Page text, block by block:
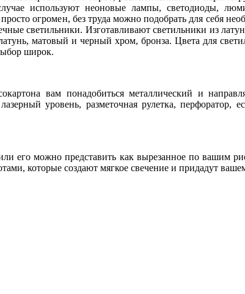
используют неоновые лампы, светодиоды,
огромен, без труда можно подобрать для себя
светильники. Изготавливают светильники из
матовый и черный хром, бронза. Цвета для
широк.
вам понадобиться металлический и
уровень, разметочная рулетка, перфоратор,
его можно представить как вырезанное по вашим
которые создают мягкое свечение и придадут